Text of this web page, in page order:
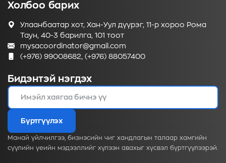
Холбоо барих
Улаанбаатар хот, Хан-Уул дүүрэг, 11-р хороо Рома
Таун, 40-3 барилга, 101 тоот
mysacoordinator@gmail.com
(+976) 99008682, (+976) 88057400
Бидэнтэй нэгдэх
Бүртгүүлэх
Манай үйлчилгээ, бизнэсийн чиг хандлагын талаар хамгийн
сүүлийн үеийн мэдээллийг хүлээн авахыг хүсвэл бүртгүүлээрэй.